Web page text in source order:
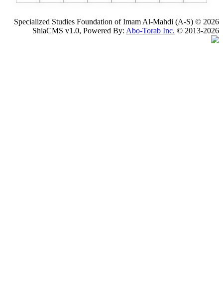
Specialized Studies Foundation of Imam Al-
ShiaCMS v1.0, Powered By:Abo-Torab Inc.